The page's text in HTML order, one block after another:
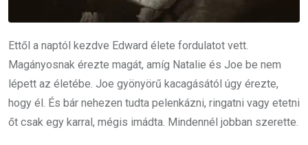
Ettől a naptól kezdve Edward élete fordulatot vett.
Magányosnak érezte magát, amíg Natalie és Joe be nem
lépett az életébe. Joe gyönyörű kacagásától úgy érezte,
hogy él. És bár nehezen tudta pelenkázni, ringatni vagy etetni
őt csak egy karral, mégis imádta. Mindennél jobban szerette.